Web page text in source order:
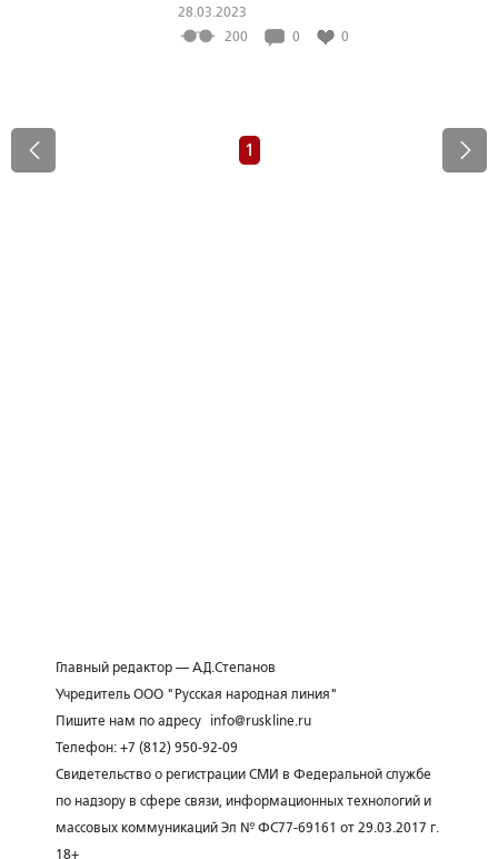
28.03.2023
200
0 0
1
Главный редактор — А.Д.Степанов
Учредитель ООО "Русская народная линия"
Пишите нам по адресу
info@ruskline.ru
Телефон: +7 (812) 950-92-09
Свидетельство о регистрации СМИ в Федеральной службе
по надзору в сфере связи, информационных технологий и
массовых коммуникаций Эл № ФС77-69161 от 29.03.2017 г.
18+